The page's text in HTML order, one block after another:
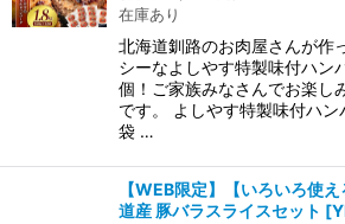
在庫あり
北海道釧路のお肉屋さんが作
シーなよしやす特製味付ハン
個！ご家族みなさんでお楽し
です。 よしやす特製味付ハ
袋 …
【WEB限定】【いろいろ使
道産 豚バラスライスセット [